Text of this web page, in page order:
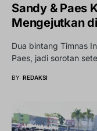
Sandy & Paes
Mengejutkan
Dua bintang Timnas
Paes, jadi sorotan
BY REDAKSI